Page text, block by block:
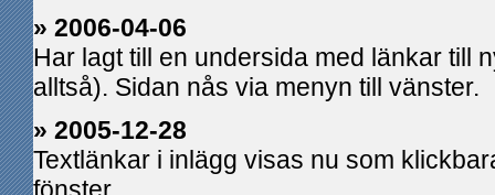
» 2006-04-06
Har lagt till en undersida med länkar till
alltså). Sidan nås via menyn till vänster.
» 2005-12-28
Textlänkar i inlägg visas nu som
fönster.